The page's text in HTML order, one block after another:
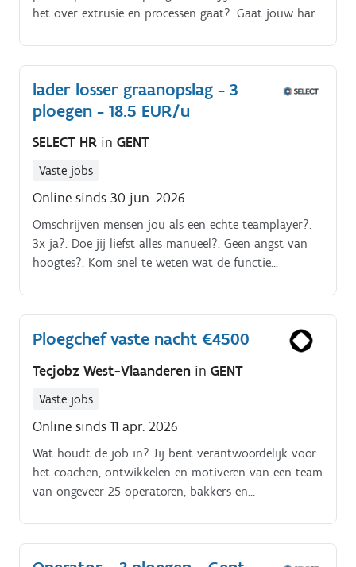
het over extrusie en processen gaat?. Gaat jouw hart
Staalafname. Het doen van controlerondes.
lader losser graanopslag - 3
ploegen - 18.5 EUR/u
SELECT HR in GENT
Vaste jobs
Online sinds 30 jun. 2026
Omschrijven mensen jou als een echte teamplayer?.
3x ja?. Doe jij liefst alles manueel?. Geen angst van
hoogtes?. Kom snel te weten wat de functie
Ploegchef vaste nacht €4500
Tecjobz West-Vlaanderen in GENT
Vaste jobs
Online sinds 11 apr. 2026
Wat houdt de job in? Jij bent verantwoordelijk voor
het coachen, ontwikkelen en motiveren van een team
van ongeveer 25 operatoren, bakkers en